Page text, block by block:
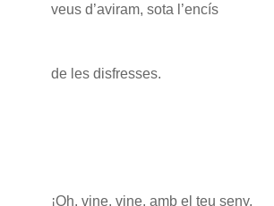
veus d’aviram, sota l’encís
de les disfresses.
¡Oh, vine, vine, amb el teu seny,